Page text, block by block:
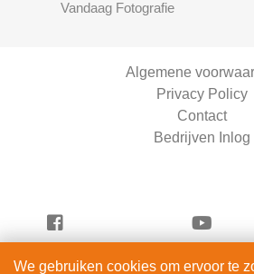
Vandaag Fotografie
Algemene
Privacy Policy
Contact
Bedrijven Inlog
We gebruiken cookies om ervoor te